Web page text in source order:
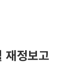
정보고